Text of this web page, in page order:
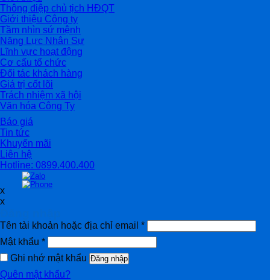
Thông điệp chủ tịch HĐQT
Giới thiệu Công ty
Tầm nhìn sứ mệnh
Năng Lực Nhân Sự
Lĩnh vực hoạt động
Cơ cấu tổ chức
Đối tác khách hàng
Giá trị cốt lõi
Trách nhiệm xã hội
Văn hóa Công Ty
Báo giá
Tin tức
Khuyến mãi
Liên hệ
Hotline: 0899.400.400
x
x
Tên tài khoản hoặc địa chỉ email *
Mật khẩu *
Ghi nhớ mật khẩu Đăng nhập
Quên mật khẩu?